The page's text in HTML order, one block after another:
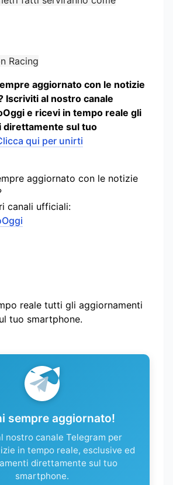
Racing
aggiornato con le notizie
Iscriviti al nostro canale
e ricevi in tempo reale gli
direttamente sul tuo
qui per unirti
aggiornato con le notizie
canali ufficiali:
reale tutti gli aggiornamenti
tuo smartphone.
sempre aggiornato!
nostro canale Telegram per
in tempo reale, esclusive ed
direttamente sul tuo
smartphone.